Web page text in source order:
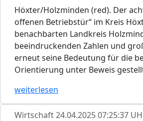
Höxter/Holzminden (red). Der
offenen Betriebstür“ im Kreis
benachbarten Landkreis
beeindruckenden Zahlen und
erneut seine Bedeutung für die
Orientierung unter Beweis
weiterlesen
Wirtschaft24.04.2025 07:25:37